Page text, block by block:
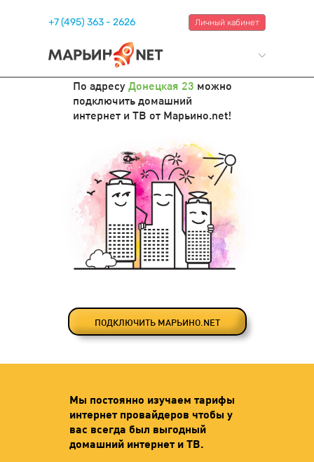
+7 (495) 363 - 2626 Личный кабинет
По адресуДонецкая 23 можно
подключить домашний
интернет и ТВ от Марьино.net!
ПОДКЛЮЧИТЬ МАРЬИНО.NET
Мы постоянно изучаем тарифы
интернет провайдеров чтобы у
вас всегда был выгодный
домашний интернет и ТВ.